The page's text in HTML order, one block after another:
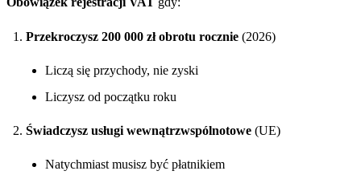
Przekroczysz 200 000 zł obrotu rocznie (2026)
Liczą się przychody, nie zyski
Liczysz od początku roku
Świadczysz usługi wewnątrzwspólnotowe (UE)
Natychmiast musisz być płatnikiem